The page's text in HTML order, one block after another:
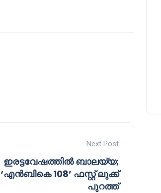
Next Post
ഇരട്ടവേഷത്തിൽ ബാലയ്യ;
‘എൻബികെ 108’ ഫസ്റ്റ് ലുക്ക്
പുറത്ത്